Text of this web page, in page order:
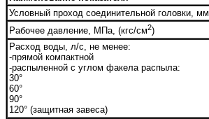
Условный проход соединительной головки, мм
Рабочее давление, МПа, (кгс/см2)
Расход воды, л/с, не менее:
-прямой компактной
-распыленной с углом факела распыла:
30°
60°
90°
120° (защитная завеса)